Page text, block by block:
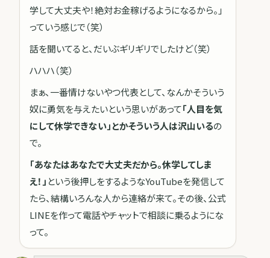
学して大丈夫や！絶対お金稼げるようになるから。」
っていう感じで（笑）
話を聞いてると、だいぶギリギリでしたけど（笑）
ハハハ（笑）
まぁ、一番情けないやつ代表として、なんかそういう
奴に勇気を与えたいという思いがあって「人目を気
にして休学できない」とかそういう人は沢山いるの
で。
「あなたはあなたで大丈夫だから。休学してしま
え！」 という後押しをするようなYouTubeを発信して
たら、結構いろんな人から連絡が来て。その後、公式
LINEを作って電話やチャットで相談に乗るようにな
って。